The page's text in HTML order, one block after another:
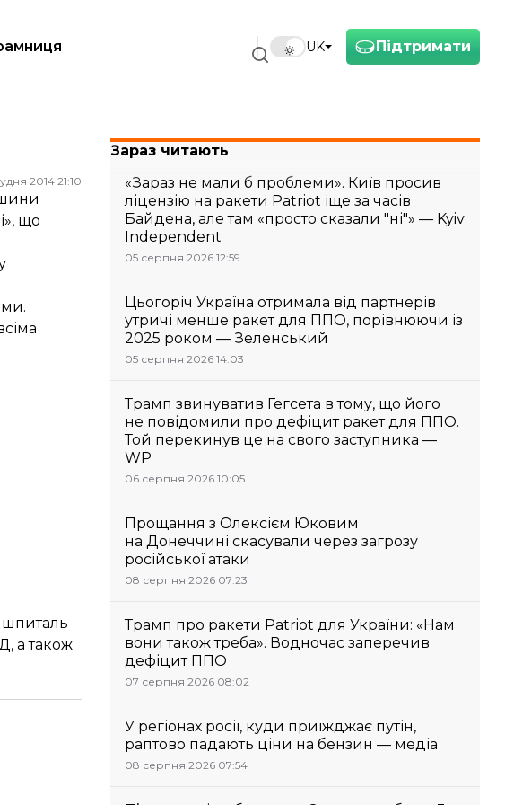
Підтримати
UK
2014 21:10
що
а також
Зараз читають
«Зараз не мали б проблеми». Київ просив
ліцензію на ракети Patriot іще за часів
Байдена, але там «просто сказали "ні"» — Kyiv
Independent
05 серпня 2026 12:59
Цьогоріч Україна отримала від партнерів
утричі менше ракет для ППО, порівнюючи із
2025 роком — Зеленський
05 серпня 2026 14:03
Трамп звинуватив Гегсета в тому, що його
не повідомили про дефіцит ракет для ППО.
Той перекинув це на свого заступника —
WP
06 серпня 2026 10:05
Прощання з Олексієм Юковим
на Донеччині скасували через загрозу
російської атаки
08 серпня 2026 07:23
Трамп про ракети Patriot для України: «Нам
вони також треба». Водночас заперечив
дефіцит ППО
07 серпня 2026 08:02
У регіонах росії, куди приїжджає путін,
раптово падають ціни на бензин — медіа
08 серпня 2026 07:54